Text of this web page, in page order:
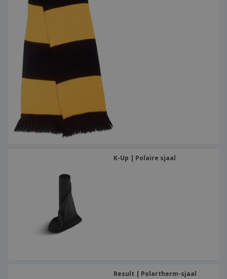
K-Up | Polaire sjaal
Result | Polartherm-sjaal